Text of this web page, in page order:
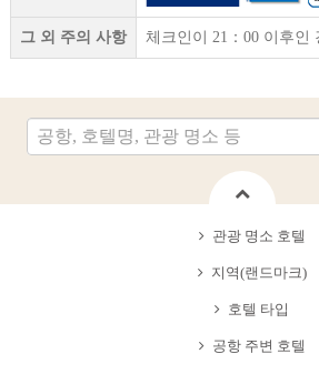
그 외 주의 사항 체크인이 21：00 이후인
관광 명소 호텔
지역(랜드마크)
호텔 타입
공항 주변 호텔